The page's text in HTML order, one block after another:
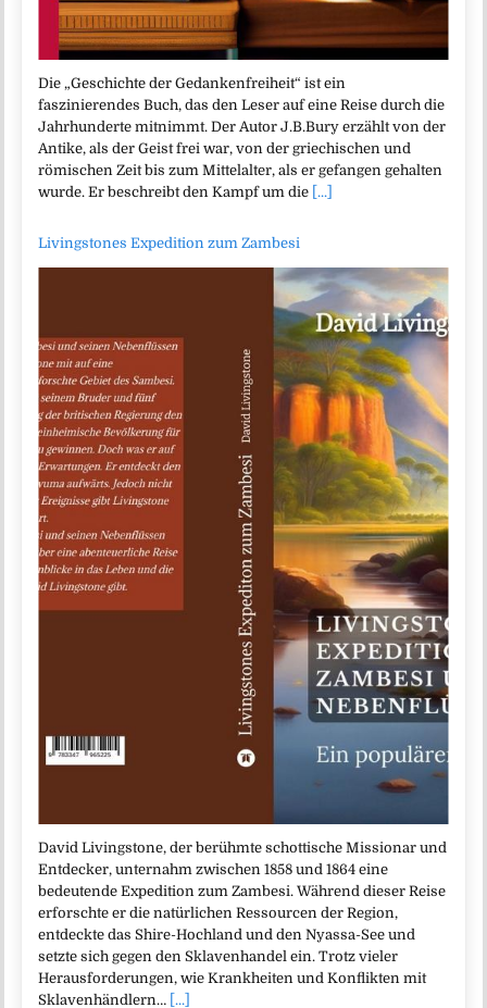
Die „Geschichte der Gedankenfreiheit“ ist ein
faszinierendes Buch, das den Leser auf eine Reise durch die
Jahrhunderte mitnimmt. Der Autor J.B.Bury erzählt von der
Antike, als der Geist frei war, von der griechischen und
römischen Zeit bis zum Mittelalter, als er gefangen gehalten
wurde. Er beschreibt den Kampf um die [...]
Livingstones Expedition zum Zambesi
David Livingstone, der berühmte schottische Missionar und
Entdecker, unternahm zwischen 1858 und 1864 eine
bedeutende Expedition zum Zambesi. Während dieser Reise
erforschte er die natürlichen Ressourcen der Region,
entdeckte das Shire-Hochland und den Nyassa-See und
setzte sich gegen den Sklavenhandel ein. Trotz vieler
Herausforderungen, wie Krankheiten und Konflikten mit
Sklavenhändlern… [...]